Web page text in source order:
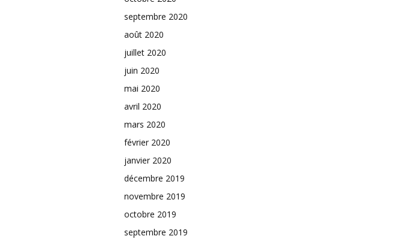
septembre 2020
août 2020
juillet 2020
juin 2020
mai 2020
avril 2020
mars 2020
février 2020
janvier 2020
décembre 2019
novembre 2019
octobre 2019
septembre 2019